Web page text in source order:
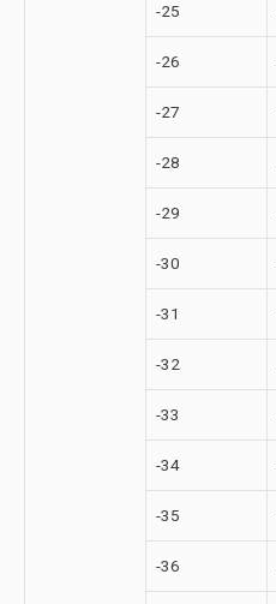
-25
-26
-27
-28
-29
-30
-31
-32
-33
-34
-35
-36